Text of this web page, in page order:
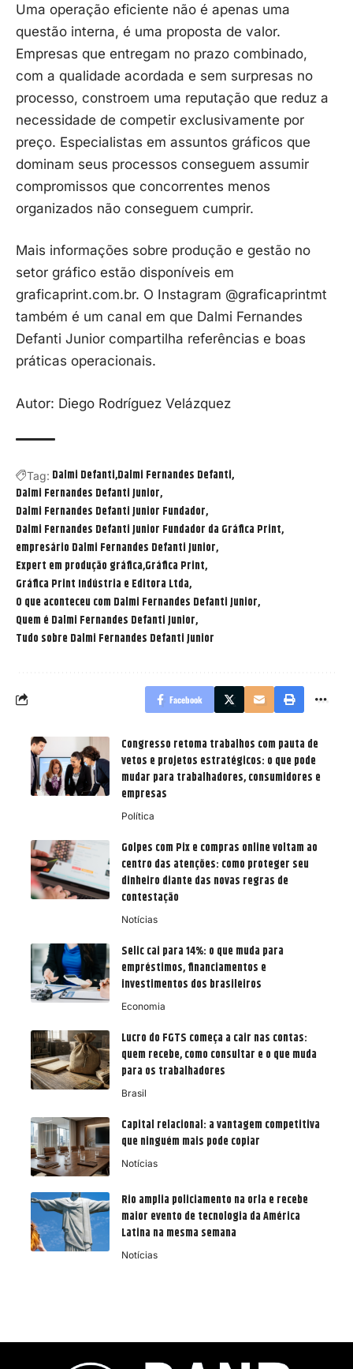
Uma operação eficiente não é apenas uma
questão interna, é uma proposta de valor.
Empresas que entregam no prazo combinado,
com a qualidade acordada e sem surpresas no
processo, constroem uma reputação que reduz a
necessidade de competir exclusivamente por
preço. Especialistas em assuntos gráficos que
dominam seus processos conseguem assumir
compromissos que concorrentes menos
organizados não conseguem cumprir.
Mais informações sobre produção e gestão no
setor gráfico estão disponíveis em
graficaprint.com.br. O Instagram @graficaprintmt
também é um canal em que Dalmi Fernandes
Defanti Junior compartilha referências e boas
práticas operacionais.
Autor: Diego Rodríguez Velázquez
Tag: Dalmi Defanti Dalmi Fernandes Defanti
Dalmi Fernandes Defanti Junior
Dalmi Fernandes Defanti Junior Fundador
Dalmi Fernandes Defanti Junior Fundador da Gráfica Print
empresário Dalmi Fernandes Defanti Junior
Expert em produção gráfica Gráfica Print
Gráfica Print Indústria e Editora Ltda
O que aconteceu com Dalmi Fernandes Defanti Junior
Quem é Dalmi Fernandes Defanti Junior
Tudo sobre Dalmi Fernandes Defanti Junior
Facebook
Congresso retoma trabalhos com pauta de
vetos e projetos estratégicos: o que pode
mudar para trabalhadores, consumidores e
empresas
Política
Golpes com Pix e compras online voltam ao
centro das atenções: como proteger seu
dinheiro diante das novas regras de
contestação
Notícias
Selic cai para 14%: o que muda para
empréstimos, financiamentos e
investimentos dos brasileiros
Economia
Lucro do FGTS começa a cair nas contas:
quem recebe, como consultar e o que muda
para os trabalhadores
Brasil
Capital relacional: a vantagem competitiva
que ninguém mais pode copiar
Notícias
Rio amplia policiamento na orla e recebe
maior evento de tecnologia da América
Latina na mesma semana
Notícias